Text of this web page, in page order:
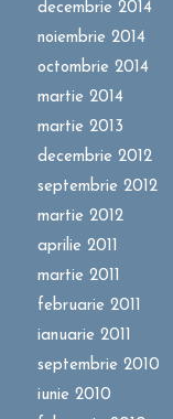
decembrie 2014
noiembrie 2014
octombrie 2014
martie 2014
martie 2013
decembrie 2012
septembrie 2012
martie 2012
aprilie 2011
martie 2011
februarie 2011
ianuarie 2011
septembrie 2010
iunie 2010